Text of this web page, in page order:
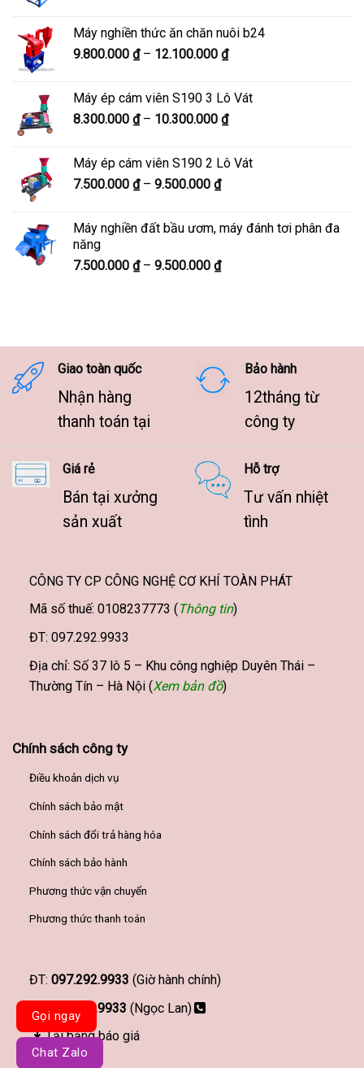
5.900.000 ₫
đến
Máy nghiền thức ăn chăn nuôi b24
9.800.000 ₫ – 12.100.000 ₫Khoảng
9.800.000 ₫
đến
Máy ép cám viên S190 3 Lô Vát
8.300.000 ₫ – 10.300.000 ₫Khoảng
8.300.000 ₫
Máy ép cám viên S190 2 Lô Vát
7.500.000 ₫ – 9.500.000 ₫Khoảng
7.500.000 ₫
9.500.000 ₫
Máy nghiền đất bầu ươm, máy đánh tơi phân đa
năng
7.500.000 ₫ – 9.500.000 ₫Khoảng
9.500.000 ₫
Giao toàn quốc
Nhận hàng
thanh toán tại
Bảo hành
12tháng từ
công ty
Giá rẻ
Bán tại xưởng
sản xuất
Hỗ trợ
Tư vấn nhiệt
tình
CÔNG TY CP CÔNG NGHỆ CƠ KHÍ TOÀN PHÁT
Mã số thuế: 0108237773 ( Thông tin)
ĐT: 097.292.9933
Địa chỉ: Số 37 lô 5 – Khu công nghiệp Duyên Thái –
Thường Tín – Hà Nội (Xem bản đồ)
Chính sách công ty
Điều khoản dịch vụ
Chính sách bảo mật
Chính sách đổi trả hàng hóa
Chính sách bảo hành
Phương thức vận chuyển
Phương thức thanh toán
ĐT: 097.292.9933 (Giờ hành chính)
097.292.9933 (Ngọc Lan)
Tải bảng báo giá
Gọi ngay
Chat Zalo